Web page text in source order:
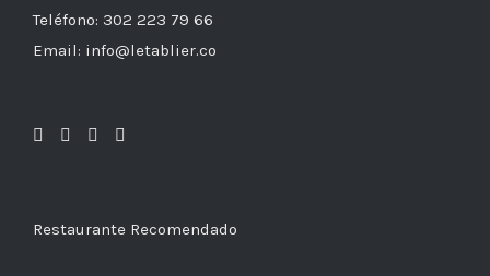
Teléfono: 302 223 79 66
Email: info@letablier.co
Restaurante Recomendado